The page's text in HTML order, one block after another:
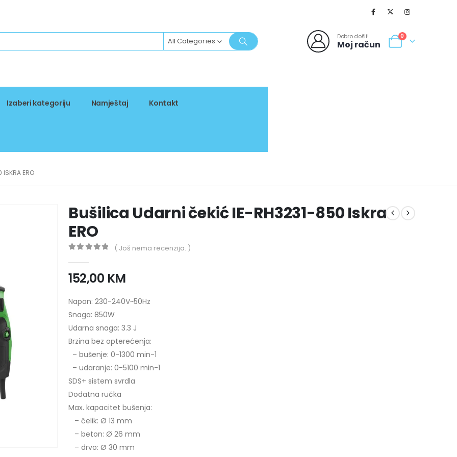
All Categories Dobro došli!
Moj račun
0
Izaberi kategoriju Namještaj Kontakt
ERO
Bušilica Udarni čekić IE-RH3231-850 Iskra
ERO
( Još nema recenzija. )
152,00 KM
Napon: 230-240V~50Hz
Snaga: 850W
Udarna snaga: 3.3 J
Brzina bez opterećenja:
– bušenje: 0-1300 min-1
– udaranje: 0-5100 min-1
SDS+ sistem svrdla
Dodatna ručka
Max. kapacitet bušenja:
– čelik: Ø 13 mm
– beton: Ø 26 mm
– drvo: Ø 30 mm